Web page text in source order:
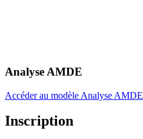
Analyse AMDE
Accéder au modèle Analyse AMDE
Inscription